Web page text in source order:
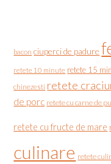
bacon ciuperci de padure
retete 10 minute retete 15
chinezesti retete
de porc retete cu carne de
retete cu fructe de mare
culinare retete